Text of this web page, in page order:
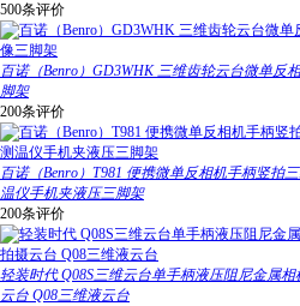
500条评价
百诺（Benro）GD3WHK 三维齿轮云台微单反
脚架
200条评价
百诺（Benro）T981 便携微单反相机手柄竖拍
温仪手机夹液压三脚架
200条评价
轻装时代 Q08S三维云台单手柄液压阻尼金属
云台 Q08三维液云台